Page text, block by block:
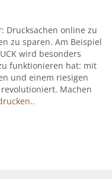
Drucksachen online zu
zu sparen. Am Beispiel
wird besonders
funktionieren hat: mit
und einem riesigen
Machen